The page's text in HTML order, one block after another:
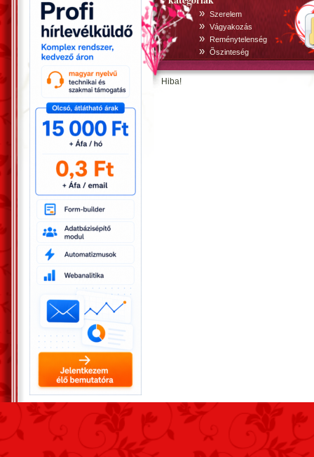
» Szerelem
» Vágyakozás
» Reménytelenség
» Õszinteség
Hiba!